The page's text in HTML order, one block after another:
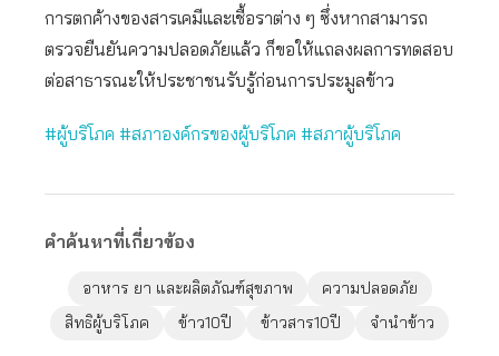
การตกค้างของสารเคมีและเชื้อราต่าง ๆ ซึ่งหากสามารถ
ตรวจยืนยันความปลอดภัยแล้ว ก็ขอให้แถลงผลการทดสอบ
ต่อสาธารณะให้ประชาชนรับรู้ก่อนการประมูลข้าว
#ผู้บริโภค #สภาองค์กรของผู้บริโภค #สภาผู้บริโภค
คำค้นหาที่เกี่ยวข้อง
อาหาร ยา และผลิตภัณฑ์สุขภาพ
ความปลอดภัย
สิทธิผู้บริโภค
ข้าว10ปี ข้าวสาร10ปี จำนำข้าว